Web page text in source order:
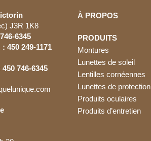
J3R 1K8
6345
450 249-1171
746-6345
À PROPOS
PRODUITS
Montures
Lunettes de soleil
Lentilles cornéennes
Lunettes de protection
Produits oculaires
Produits d’entretien